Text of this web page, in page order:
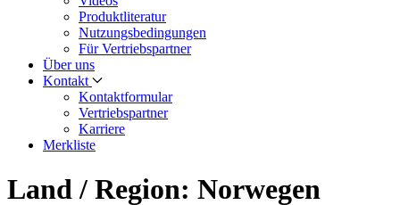
Produkt­literatur
Nutzungs­bedingungen
Für Vertriebs­partner
Über uns
Kontakt
Kontaktformular
Vertriebs­partner
Karriere
Merkliste
Land / Region: Norwegen